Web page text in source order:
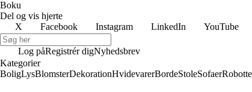
Boku
Del og vis hjerte
X
Facebook Instagram LinkedIn YouTube
Log påRegistrér digNyhedsbrev
Kategorier
BoligLysBlomsterDekorationHvidevarerBordeStoleSofaer